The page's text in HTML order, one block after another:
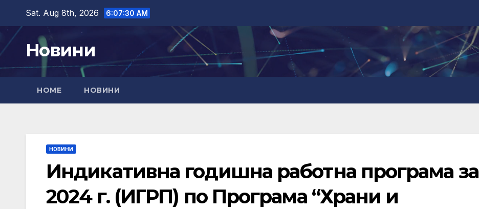
content
Sat. Aug 8th, 2026 6:07:31 AM
Новини
HOME НОВИНИ
НОВИНИ
Индикативна годишна работна програма за
2024 г. (ИГРП) по Програма “Храни и